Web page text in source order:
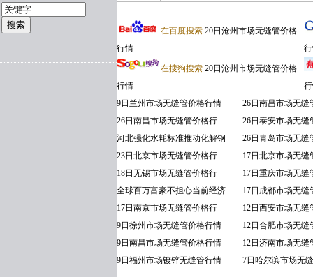
在百度搜索 20日沧州市场无缝管价格
行情
在搜狗搜索 20日沧州市场无缝管价格
行情
9日兰州市场无缝管价格行情
26日南昌市场无缝管价格行
河北强化水耗标准推动化解钢
23日北京市场无缝管价格行
18日无锡市场无缝管价格行
全球百万富豪不担心当前经济
17日南京市场无缝管价格行
9日徐州市场无缝管价格行情
9日南昌市场无缝管价格行情
9日福州市场镀锌无缝管行情
26日南昌市场无缝
26日泰安市场无缝
26日青岛市场无缝
17日北京市场无缝
17日重庆市场无缝
17日成都市场无缝
12日西安市场无缝
12日合肥市场无缝
12日济南市场无缝
7日哈尔滨市场无